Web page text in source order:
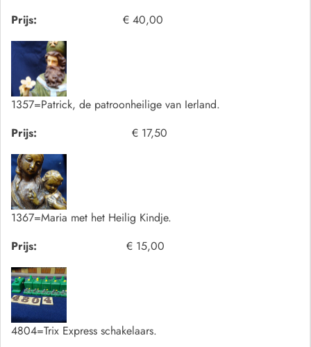
Prijs:
€ 40,00
1357=Patrick, de patroonheilige van Ierland.
Prijs:
€ 17,50
1367=Maria met het Heilig Kindje.
Prijs:
€ 15,00
4804=Trix Express schakelaars.